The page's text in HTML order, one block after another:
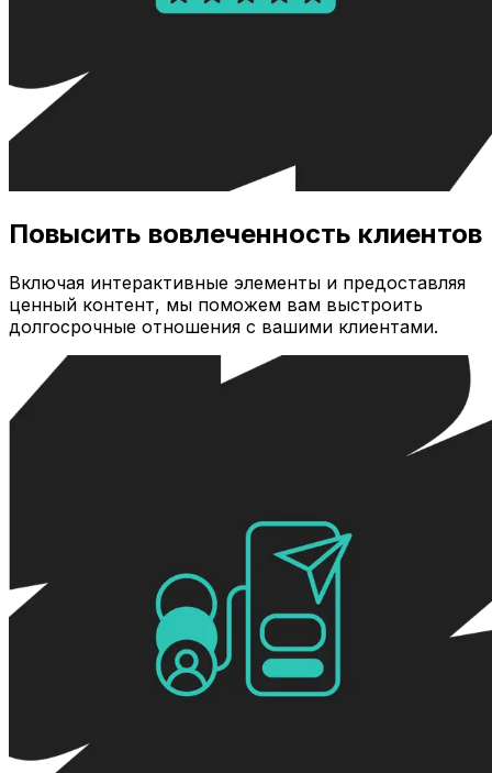
Повысить вовлеченность клиентов
Включая интерактивные элементы и предоставляя
ценный контент, мы поможем вам выстроить
долгосрочные отношения с вашими клиентами.